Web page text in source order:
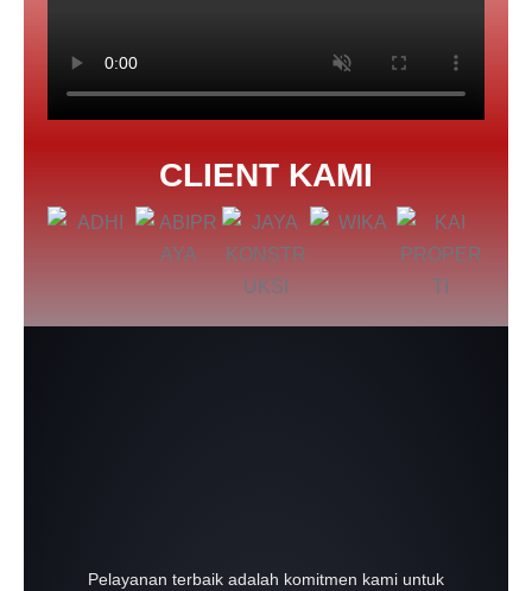
CLIENT KAMI
Pelayanan terbaik adalah komitmen kami untuk